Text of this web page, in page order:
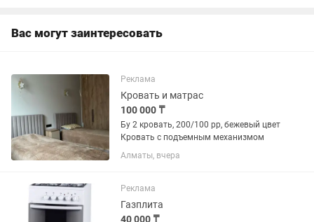
Вас могут заинтересовать
Реклама
Кровать и матрас
100 000 ₸
Бу 2 кровать, 200/100 рр, бежевый цвет
Кровать с подъемным механизмом
Алматы, вчера
Реклама
Газплита
40 000 ₸